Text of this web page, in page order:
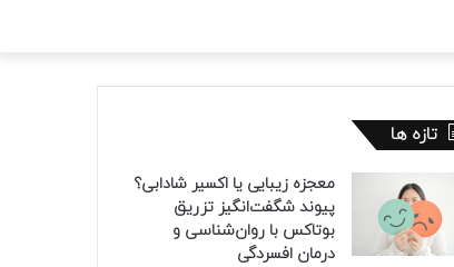
تازه ها
معجزه زیبایی یا اکسیر شادابی؟
پیوند شگفت‌انگیز تزریق
بوتاکس با روان‌شناسی و
درمان افسردگی